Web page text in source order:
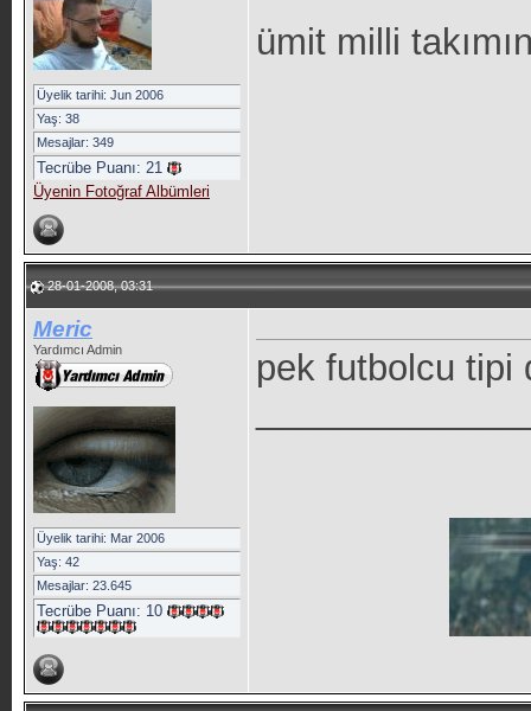
Üyelik tarihi: Jun 2006
Yaş: 38
Mesajlar: 349
Tecrübe Puanı: 21
Üyenin Fotoğraf Albümleri
ümit milli
28-01-2008, 03:31
Meric
Yardımcı Admin
Üyelik tarihi: Mar 2006
Yaş: 42
Mesajlar: 23.645
Tecrübe Puanı: 10
pek futbolcu tipi